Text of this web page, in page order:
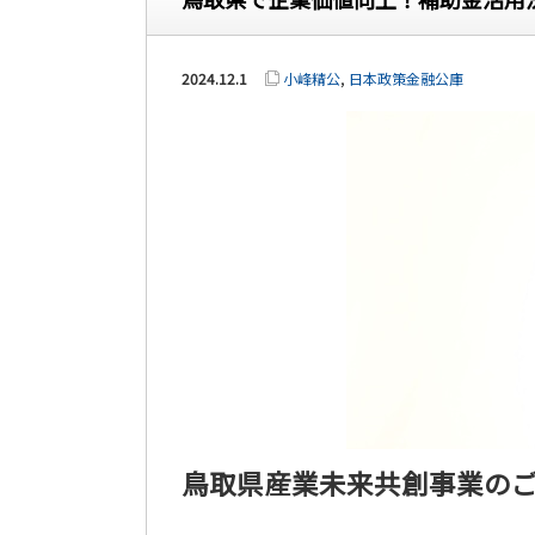
2024.12.1 小峰精公, 日本政策金融公庫
鳥取県産業未来共創事業の